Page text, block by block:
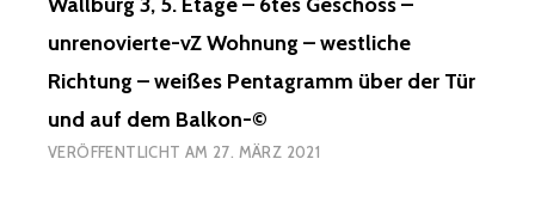
unrenovierte-vZ Wohnung – westliche
Richtung – weißes Pentagramm über der Tür
und auf dem Balkon-©
VERÖFFENTLICHT AM 27. MÄRZ 2021